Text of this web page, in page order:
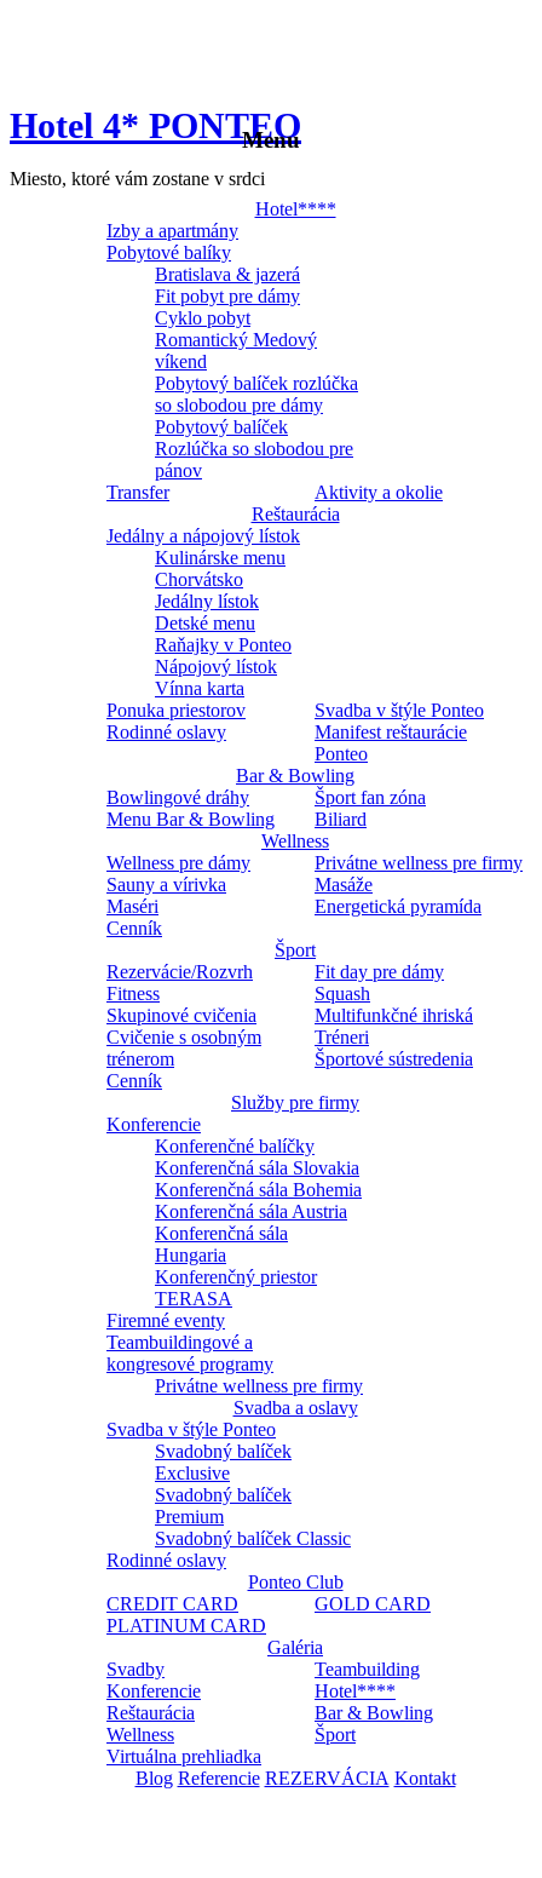
Hotel 4* PONTEO
Miesto, ktoré vám zostane v srdci
Menu
Hotel****
Izby a apartmány
Pobytové balíky
Bratislava & jazerá
Fit pobyt pre dámy
Cyklo pobyt
Romantický Medový
víkend
Pobytový balíček rozlúčka
so slobodou pre dámy
Pobytový balíček
Rozlúčka so slobodou pre
pánov
Transfer
Aktivity a okolie
Reštaurácia
Jedálny a nápojový lístok
Kulinárske menu
Chorvátsko
Jedálny lístok
Detské menu
Raňajky v Ponteo
Nápojový lístok
Vínna karta
Ponuka priestorov
Svadba v štýle Ponteo
Rodinné oslavy
Manifest reštaurácie
Ponteo
Bar & Bowling
Bowlingové dráhy
Šport fan zóna
Menu Bar & Bowling
Biliard
Wellness
Wellness pre dámy
Privátne wellness pre firmy
Sauny a vírivka
Masáže
Maséri
Energetická pyramída
Cenník
Šport
Rezervácie/Rozvrh
Fit day pre dámy
Fitness
Squash
Skupinové cvičenia
Multifunkčné ihriská
Cvičenie s osobným
trénerom
Tréneri
Športové sústredenia
Cenník
Služby pre firmy
Konferencie
Konferenčné balíčky
Konferenčná sála Slovakia
Konferenčná sála Bohemia
Konferenčná sála Austria
Konferenčná sála
Hungaria
Konferenčný priestor
TERASA
Firemné eventy
Teambuildingové a
kongresové programy
Privátne wellness pre firmy
Svadba a oslavy
Svadba v štýle Ponteo
Svadobný balíček
Exclusive
Svadobný balíček
Premium
Svadobný balíček Classic
Rodinné oslavy
Ponteo Club
CREDIT CARD
GOLD CARD
PLATINUM CARD
Galéria
Svadby
Teambuilding
Konferencie
Hotel****
Reštaurácia
Bar & Bowling
Wellness
Šport
Virtuálna prehliadka
Blog Referencie REZERVÁCIA Kontakt